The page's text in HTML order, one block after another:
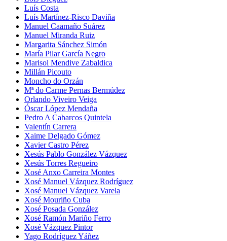
Luís Costa
Luís Martínez-Risco Daviña
Manuel Caamaño Suárez
Manuel Miranda Ruiz
Margarita Sánchez Simón
María Pilar García Negro
Marisol Mendive Zabaldica
Millán Picouto
Moncho do Orzán
Mª do Carme Pernas Bermúdez
Orlando Viveiro Veiga
Óscar López Mendaña
Pedro A Cabarcos Quintela
Valentín Carrera
Xaime Delgado Gómez
Xavier Castro Pérez
Xesús Pablo González Vázquez
Xesús Torres Regueiro
Xosé Anxo Carreira Montes
Xosé Manuel Vázquez Rodríguez
Xosé Manuel Vázquez Varela
Xosé Mouriño Cuba
Xosé Posada González
Xosé Ramón Mariño Ferro
Xosé Vázquez Pintor
Yago Rodríguez Yáñez